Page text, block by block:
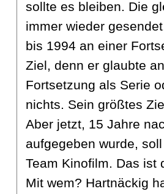
sollte es bleiben. Die
immer wieder
bis 1994 an einer
Ziel, denn er glaubte
Fortsetzung als Serie
nichts. Sein größtes
Aber jetzt, 15 Jahre
aufgegeben wurde,
Team Kinofilm. Das ist
Mit wem? Hartnäckig